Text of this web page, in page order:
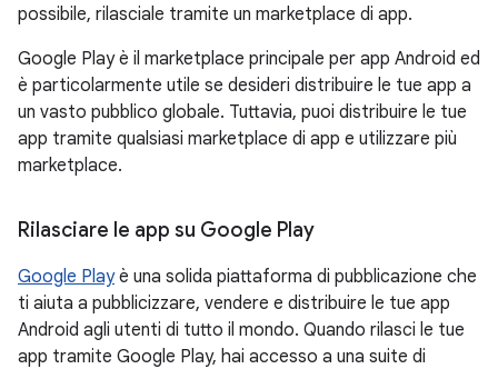
possibile, rilasciale tramite un marketplace di app.
Google Play è il marketplace principale per app Android ed
è particolarmente utile se desideri distribuire le tue app a
un vasto pubblico globale. Tuttavia, puoi distribuire le tue
app tramite qualsiasi marketplace di app e utilizzare più
marketplace.
Rilasciare le app su Google Play
Google Playè una solida piattaforma di pubblicazione che
ti aiuta a pubblicizzare, vendere e distribuire le tue app
Android agli utenti di tutto il mondo. Quando rilasci le tue
app tramite Google Play, hai accesso a una suite di